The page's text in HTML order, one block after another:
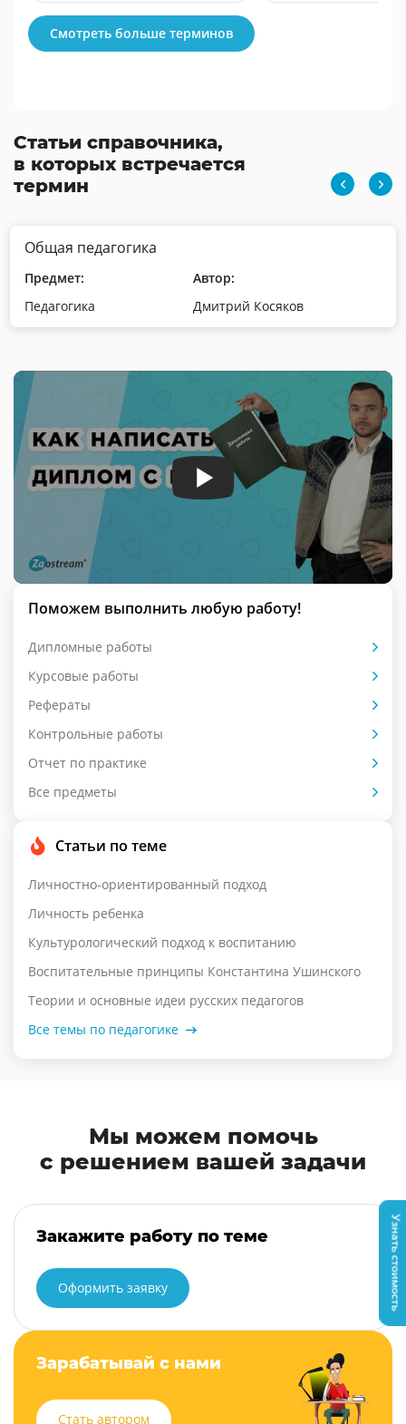
Смотреть больше терминов
Статьи справочника,
в которых встречается
термин
Общая педагогика
Предмет:
Педагогика
Автор:
Дмитрий Косяков
Поможем выполнить любую работу!
Дипломные работы
Курсовые работы
Рефераты
Контрольные работы
Отчет по практике
Все предметы
Статьи по теме
Личностно-ориентированный подход
Личность ребенка
Культурологический подход к воспитанию
Воспитательные принципы Константина Ушинского
Теории и основные идеи русских педагогов
Все темы по педагогике
Мы можем помочь
с решением вашей задачи
Закажите работу по теме
Оформить заявку
Зарабатывай с нами
Стать автором
Узнать стоимость